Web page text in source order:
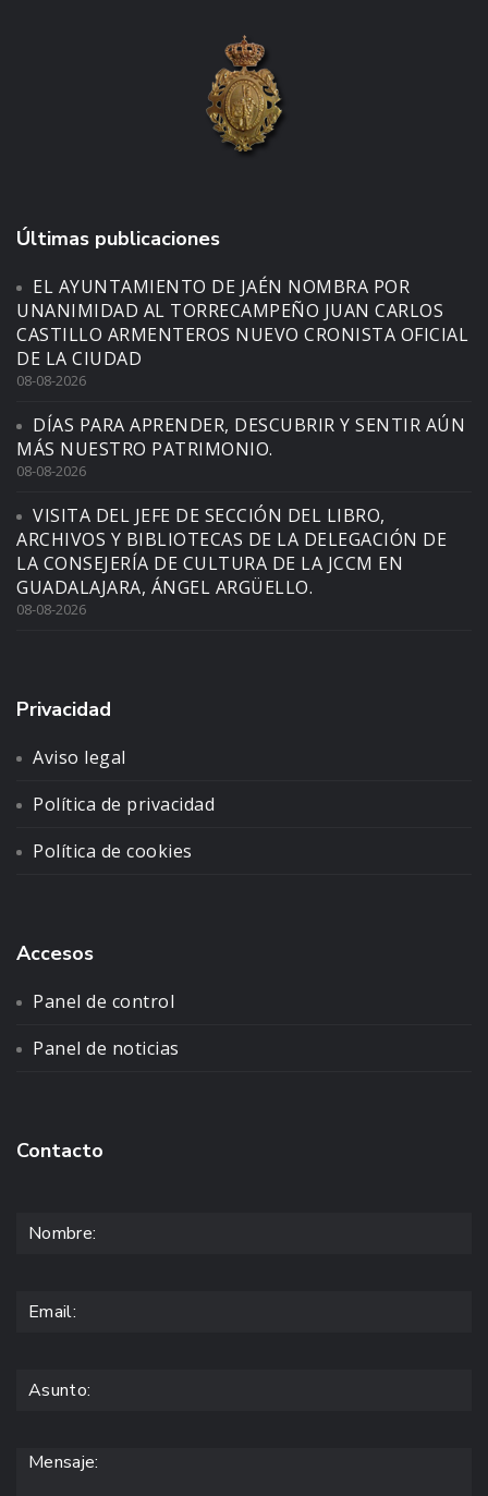
Últimas publicaciones
EL AYUNTAMIENTO DE JAÉN NOMBRA POR
UNANIMIDAD AL TORRECAMPEÑO JUAN CARLOS
CASTILLO ARMENTEROS NUEVO CRONISTA OFICIAL
DE LA CIUDAD
08-08-2026
DÍAS PARA APRENDER, DESCUBRIR Y SENTIR AÚN
MÁS NUESTRO PATRIMONIO.
08-08-2026
VISITA DEL JEFE DE SECCIÓN DEL LIBRO,
ARCHIVOS Y BIBLIOTECAS DE LA DELEGACIÓN DE
LA CONSEJERÍA DE CULTURA DE LA JCCM EN
GUADALAJARA, ÁNGEL ARGÜELLO.
08-08-2026
Privacidad
Aviso legal
Política de privacidad
Política de cookies
Accesos
Panel de control
Panel de noticias
Contacto